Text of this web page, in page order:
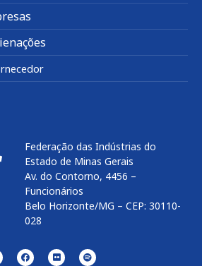
Federação das Indústrias do
Estado de Minas Gerais
Av. do Contorno, 4456 –
Funcionários
Belo Horizonte/MG – CEP: 30110-
028